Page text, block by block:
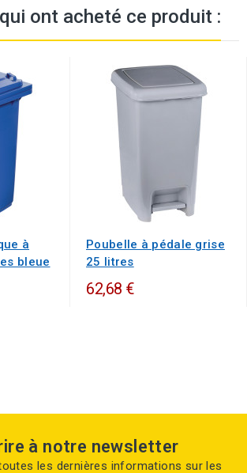
ont acheté ce produit :
à
bleue
Poubelle à pédale grise
25 litres
62,68 €
à notre newsletter
les dernières informations sur les